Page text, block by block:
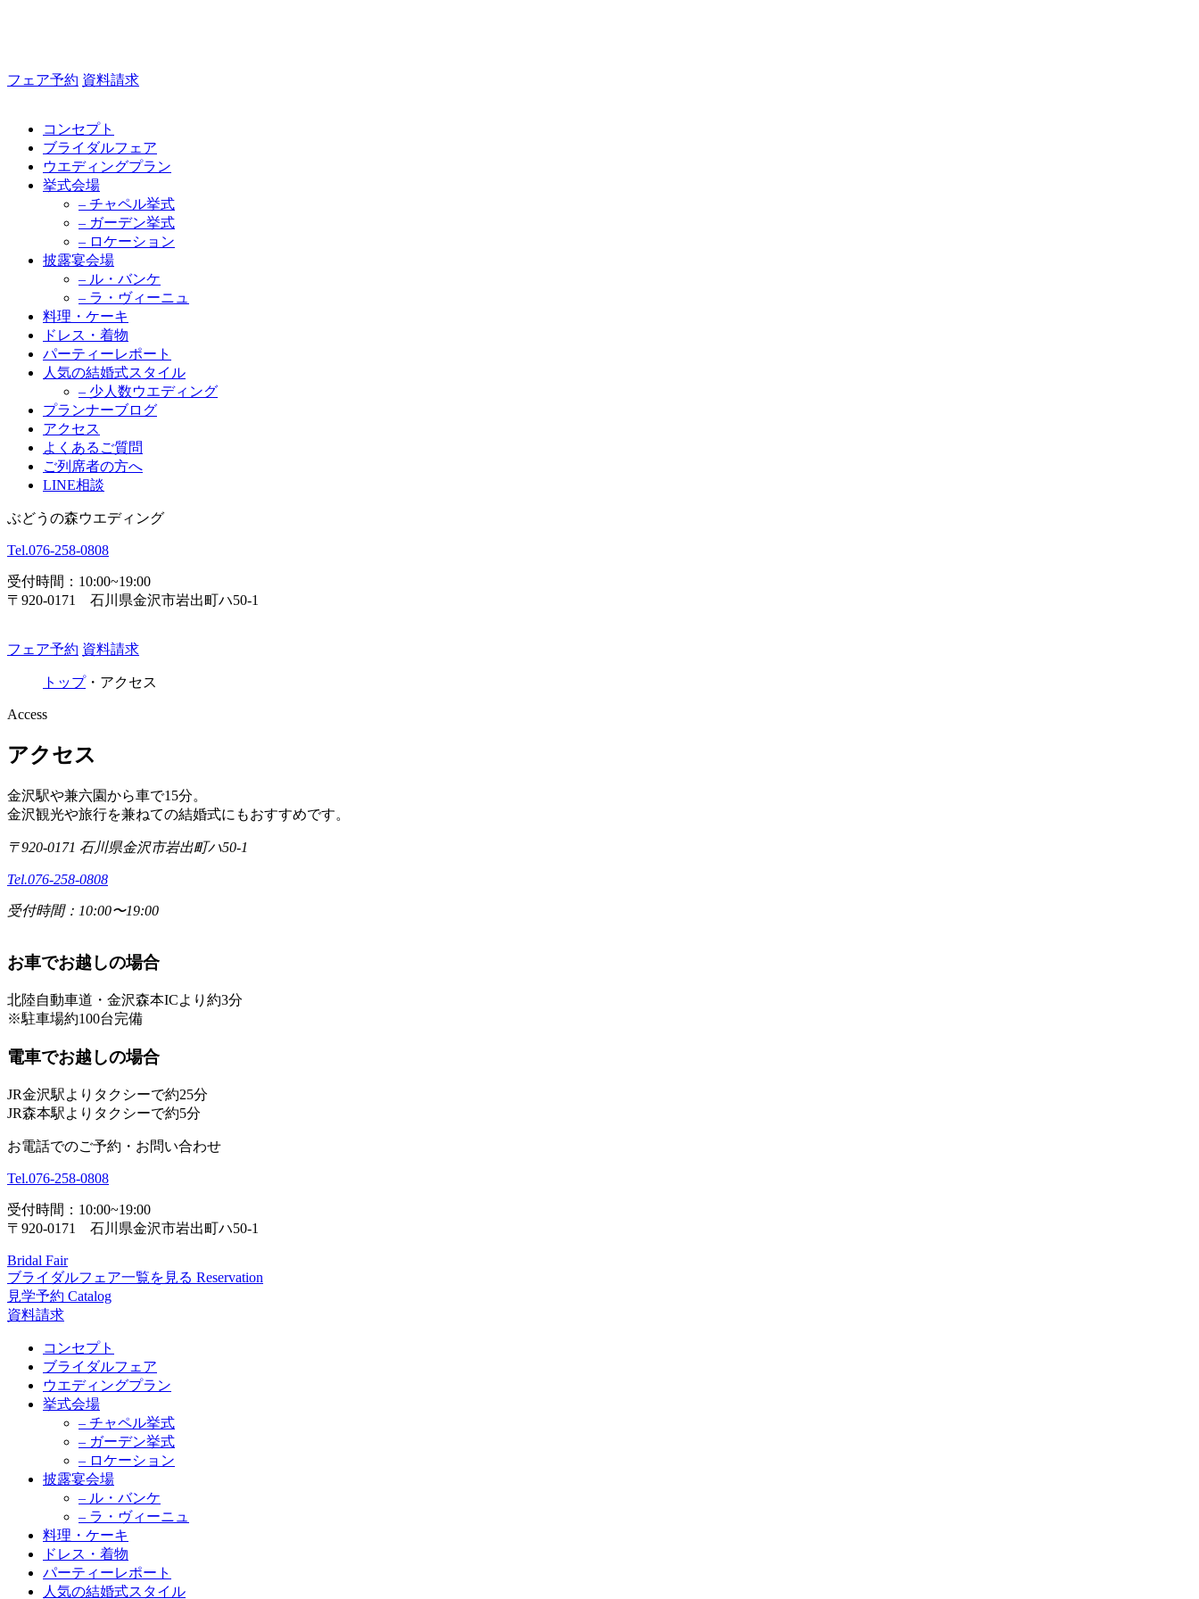
フェア予約 資料請求
コンセプト
ブライダルフェア
ウエディングプラン
挙式会場
– チャペル挙式
– ガーデン挙式
– ロケーション
披露宴会場
– ル・バンケ
– ラ・ヴィーニュ
料理・ケーキ
ドレス・着物
パーティーレポート
人気の結婚式スタイル
– 少人数ウエディング
プランナーブログ
アクセス
よくあるご質問
ご列席者の方へ
LINE相談
ぶどうの森ウエディング
Tel.076-258-0808
受付時間：10:00~19:00
〒920-0171 石川県金沢市岩出町ハ50-1
フェア予約 資料請求
トップ・ アクセス
Access
アクセス
金沢駅や兼六園から車で15分。
金沢観光や旅行を兼ねての結婚式にもおすすめです。
〒920-0171 石川県金沢市岩出町ハ50-1
Tel.076-258-0808
受付時間：10:00〜19:00
お車でお越しの場合
北陸自動車道・金沢森本ICより約3分
※駐車場約100台完備
電車でお越しの場合
JR金沢駅よりタクシーで約25分
JR森本駅よりタクシーで約5分
お電話でのご予約・お問い合わせ
Tel.076-258-0808
受付時間：10:00~19:00
〒920-0171 石川県金沢市岩出町ハ50-1
Bridal Fair
ブライダルフェア一覧を見る Reservation
見学予約 Catalog
資料請求
コンセプト
ブライダルフェア
ウエディングプラン
挙式会場
– チャペル挙式
– ガーデン挙式
– ロケーション
披露宴会場
– ル・バンケ
– ラ・ヴィーニュ
料理・ケーキ
ドレス・着物
パーティーレポート
人気の結婚式スタイル